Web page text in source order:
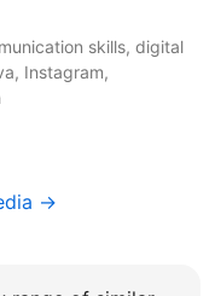
skills, digital
Instagram,
→